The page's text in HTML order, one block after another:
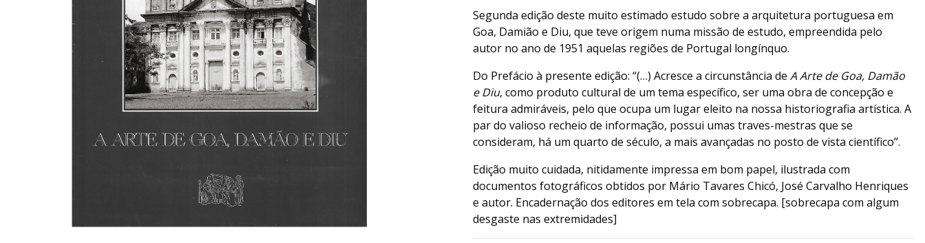
Segunda edição deste muito estimado estudo sobre a arquitetura portuguesa em
Goa, Damião e Diu, que teve origem numa missão de estudo, empreendida pelo
autor no ano de 1951 aquelas regiões de Portugal longínquo.
Do Prefácio à presente edição: “(…) Acresce a circunstância de A Arte de Goa, Damão
e Diu, como produto cultural de um tema específico, ser uma obra de concepção e
feitura admiráveis, pelo que ocupa um lugar eleito na nossa historiografia artística. A
par do valioso recheio de informação, possui umas traves-mestras que se
consideram, há um quarto de século, a mais avançadas no posto de vista científico”.
Edição muito cuidada, nitidamente impressa em bom papel, ilustrada com
documentos fotográficos obtidos por Mário Tavares Chicó, José Carvalho Henriques
e autor. Encadernação dos editores em tela com sobrecapa. [sobrecapa com algum
desgaste nas extremidades]